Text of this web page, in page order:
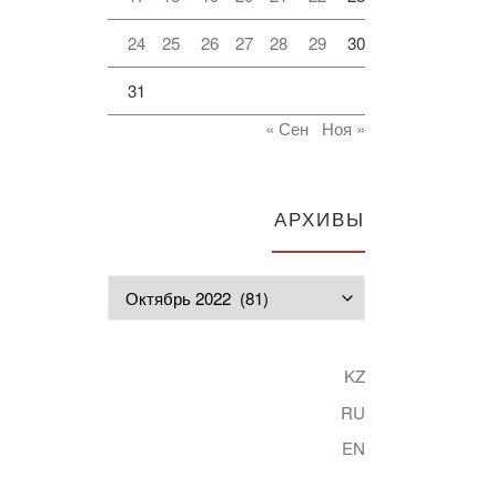
24 25 26 27 28 29 30
31
« Сен
Ноя »
АРХИВЫ
KZ
RU
EN